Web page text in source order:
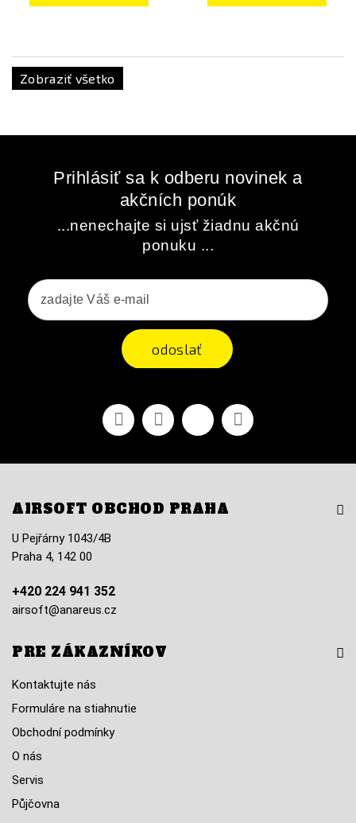
Zobraziť všetko
Prihlásiť sa k odberu novinek a
akčních ponúk
...nenechajte si ujsť žiadnu akčnú
ponuku ...
odoslať
FacebookYoutubeVimeo Instagram
AIRSOFT OBCHOD PRAHA
U Pejřárny 1043/4B
Praha 4, 142 00
+420 224 941 352
airsoft@anareus.cz
PRE ZÁKAZNÍKOV
Kontaktujte nás
Formuláre na stiahnutie
Obchodní podmínky
O nás
Servis
Půjčovna